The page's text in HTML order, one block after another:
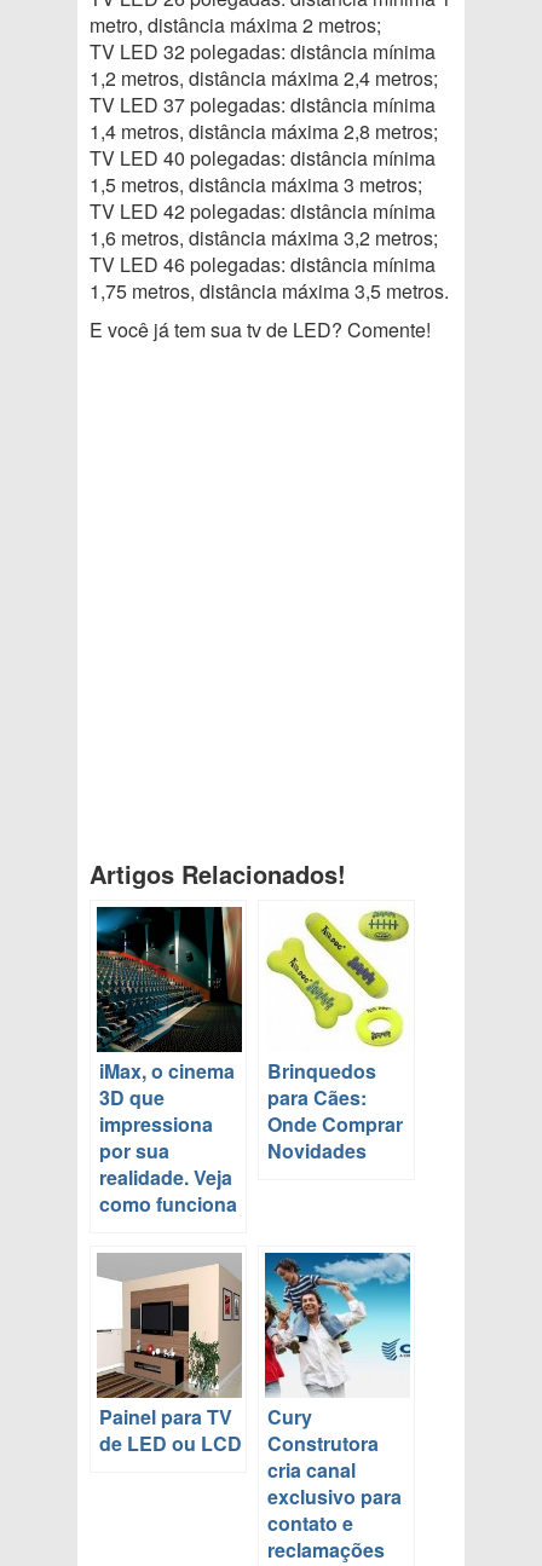
metro, distância máxima 2 metros;
TV LED 32 polegadas: distância mínima
1,2 metros, distância máxima 2,4 metros;
TV LED 37 polegadas: distância mínima
1,4 metros, distância máxima 2,8 metros;
TV LED 40 polegadas: distância mínima
1,5 metros, distância máxima 3 metros;
TV LED 42 polegadas: distância mínima
1,6 metros, distância máxima 3,2 metros;
TV LED 46 polegadas: distância mínima
1,75 metros, distância máxima 3,5 metros.
E você já tem sua tv de LED? Comente!
Artigos Relacionados!
iMax, o cinema
3D que
impressiona
por sua
realidade. Veja
como funciona
Brinquedos
para Cães:
Onde Comprar
Novidades
Painel para TV
de LED ou LCD
Cury
Construtora
cria canal
exclusivo para
contato e
reclamações